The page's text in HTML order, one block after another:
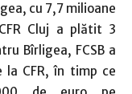
cu 7,7 milioane
Cluj a plătit 3
Bîrligea, FCSB a
CFR, în timp ce